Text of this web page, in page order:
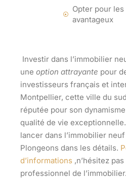
Opter pour
avantageux
Investir dans l’immobilier
une option attrayante pour
investisseurs français et
Montpellier, cette ville du
réputée pour son
qualité de vie
lancer dans l’immobilier
Plongeons dans les détails.
d’informations ,n’hésitez
professionnel de l’immobilier.